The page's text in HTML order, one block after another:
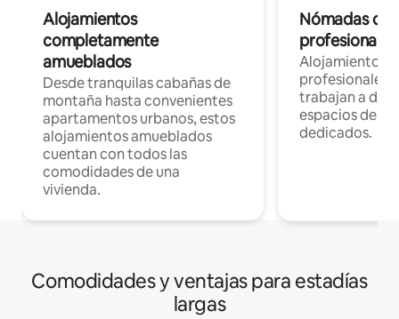
Alojamientos
completamente
amueblados
Desde tranquilas cabañas de
montaña hasta convenientes
apartamentos urbanos, estos
alojamientos amueblados
cuentan con todos las
comodidades de una
vivienda.
Nómadas
Alojamientos
profesionales
trabajan a
espacios de
dedicados.
Comodidades y ventajas para estadías
largas